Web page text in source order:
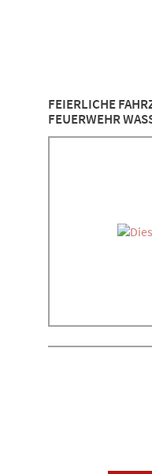
FEIERLICHE
FEUERWEHR